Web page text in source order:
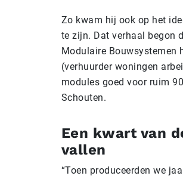
Zo kwam hij ook op het
te zijn. Dat verhaal begon
Modulaire Bouwsystemen
(verhuurder woningen
modules goed voor ruim
Schouten.
Een kwart van
vallen
“Toen produceerden we